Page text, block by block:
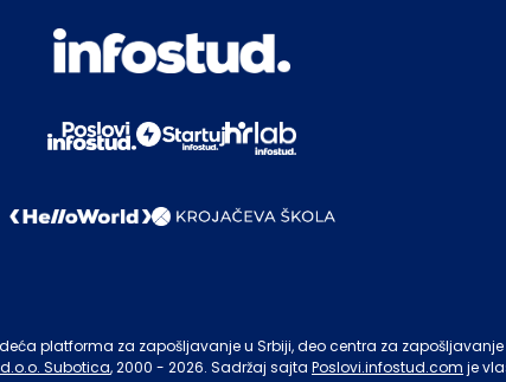
platforma za zapošljavanje u Srbiji, deo centra za
Subotica, 2000 - 2026. Sadržaj sajta Poslovi.infostud.com je